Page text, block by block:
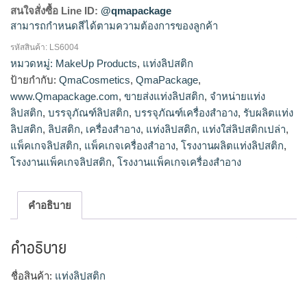
สนใจสั่งซื้อ Line ID: @qmapackage
สามารถกำหนดสีได้ตามความต้องการของลูกค้า
โรงงานผลิตแท่งลิปสติก,จำหน่ายแท่งลิปสติก,รับผลิตแท่ง
ลิปสติก,ขายส่งแท่งลิปสติก
รหัสสินค้า: LS6004
หมวดหมู่: MakeUp Products, แท่งลิปสติก
ป้ายกำกับ: QmaCosmetics, QmaPackage,
www.Qmapackage.com, ขายส่งแท่งลิปสติก, จำหน่ายแท่ง
ลิปสติก, บรรจุภัณฑ์ลิปสติก, บรรจุภัณฑ์เครื่องสำอาง, รับผลิตแท่ง
ลิปสติก, ลิปสติก, เครื่องสำอาง, แท่งลิปสติก, แท่งใส่ลิปสติกเปล่า,
แพ็คเกจลิปสติก, แพ็คเกจเครื่องสำอาง, โรงงานผลิตแท่งลิปสติก,
โรงงานแพ็คเกจลิปสติก, โรงงานแพ็คเกจเครื่องสำอาง
คำอธิบาย
คำอธิบาย
ชื่อสินค้า: แท่งลิปสติก